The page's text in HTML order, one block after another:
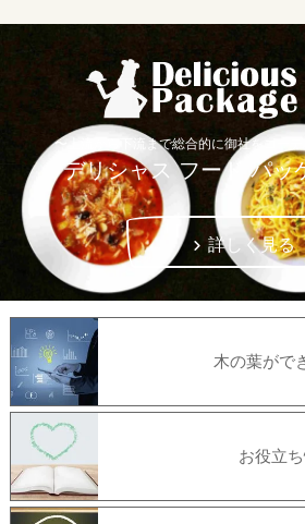
〜上流から下流まで総合的に御社をコーデ
デリシャス フード パッ
詳しく見る
木の葉がで
お役立